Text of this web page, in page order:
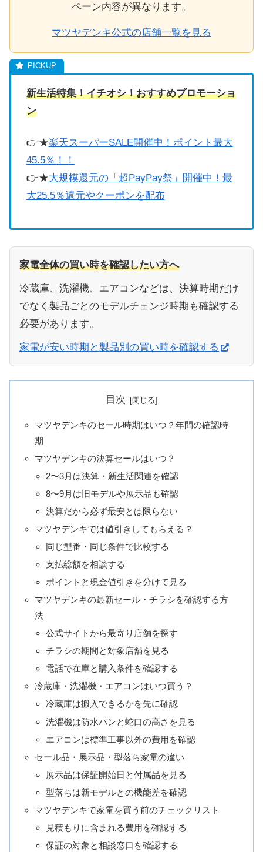
ペーン内容が異なります。
マツヤデンキ公式の店舗一覧を見る
新生活特集！イチオシ！おすすめプロモーショ
ン
👉★楽天スーパーSALE開催中！ポイント最大
45.5％！！
👉★大規模還元の「超PayPay祭」開催中！最
大25.5％還元やクーポンを配布
家電全体の買い時を確認したい方へ
冷蔵庫、洗濯機、エアコンなどは、決算時期だけ
でなく製品ごとのモデルチェンジ時期も確認する
必要があります。
家電が安い時期と製品別の買い時を確認する
目次
マツヤデンキのセール時期はいつ？年間の確認時
期
マツヤデンキの決算セールはいつ？
2〜3月は決算・新生活関連を確認
8〜9月は旧モデルや展示品も確認
決算だから必ず最安とは限らない
マツヤデンキでは値引きしてもらえる？
同じ型番・同じ条件で比較する
支払総額を相談する
ポイントと現金値引きを分けて見る
マツヤデンキの最新セール・チラシを確認する方
法
公式サイトから最寄り店舗を探す
チラシの期間と対象店舗を見る
電話で在庫と購入条件を確認する
冷蔵庫・洗濯機・エアコンはいつ買う？
冷蔵庫は搬入できるかを先に確認
洗濯機は防水パンと蛇口の高さを見る
エアコンは標準工事以外の費用を確認
セール品・展示品・型落ち家電の違い
展示品は保証開始日と付属品を見る
型落ちは新モデルとの機能差を確認
マツヤデンキで家電を買う前のチェックリスト
見積もりに含まれる費用を確認する
保証の対象と相談窓口を確認する